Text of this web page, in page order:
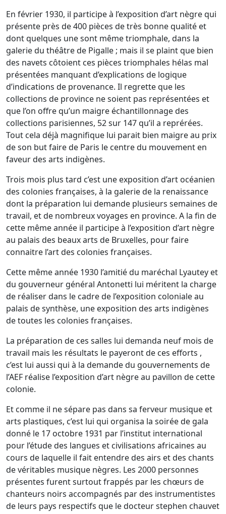
En février 1930, il participe à l’exposition d’art nègre qui
présente près de 400 pièces de très bonne qualité et
dont quelques une sont même triomphale, dans la
galerie du théâtre de Pigalle ; mais il se plaint que bien
des navets côtoient ces pièces triomphales hélas mal
présentées manquant d’explications de logique
d’indications de provenance. Il regrette que les
collections de province ne soient pas représentées et
que l’on offre qu’un maigre échantillonnage des
collections parisiennes, 52 sur 147 qu’il a reprérées.
Tout cela déjà magnifique lui parait bien maigre au prix
de son but faire de Paris le centre du mouvement en
faveur des arts indigènes.
Trois mois plus tard c’est une exposition d’art océanien
des colonies françaises, à la galerie de la renaissance
dont la préparation lui demande plusieurs semaines de
travail, et de nombreux voyages en province. A la fin de
cette même année il participe à l’exposition d’art nègre
au palais des beaux arts de Bruxelles, pour faire
connaitre l’art des colonies françaises.
Cette même année 1930 l’amitié du maréchal Lyautey et
du gouverneur général Antonetti lui méritent la charge
de réaliser dans le cadre de l’exposition coloniale au
palais de synthèse, une exposition des arts indigènes
de toutes les colonies françaises.
La préparation de ces salles lui demanda neuf mois de
travail mais les résultats le payeront de ces efforts ,
c’est lui aussi qui à la demande du gouvernements de
l’AEF réalise l’exposition d’art nègre au pavillon de cette
colonie.
Et comme il ne sépare pas dans sa ferveur musique et
arts plastiques, c’est lui qui organisa la soirée de gala
donné le 17 octobre 1931 par l’institut international
pour l’étude des langues et civilisations africaines au
cours de laquelle il fait entendre des airs et des chants
de véritables musique nègres. Les 2000 personnes
présentes furent surtout frappés par les chœurs de
chanteurs noirs accompagnés par des instrumentistes
de leurs pays respectifs que le docteur stephen chauvet